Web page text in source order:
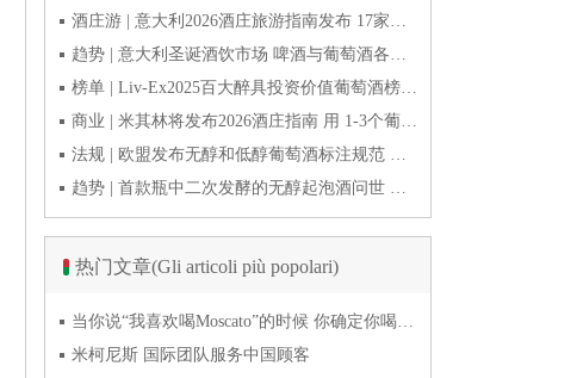
酒庄游 | 意大利2026酒庄旅游指南发布 17家葡萄酒博物馆别错过
趋势 | 意大利圣诞酒饮市场 啤酒与葡萄酒各自精彩
榜单 | Liv-Ex2025百大醉具投资价值葡萄酒榜单发布 20款意酒入选
商业 | 米其林将发布2026酒庄指南 用 1-3个葡萄串为部分酒庄评级
法规 | 欧盟发布无醇和低醇葡萄酒标注规范 无醇酒可以被种出来吗
趋势 | 首款瓶中二次发酵的无醇起泡酒问世 意大利酿酒师用特种酵母开创历史
热门文章(Gli articoli più popolari)
当你说“我喜欢喝Moscato”的时候 你确定你喝的到底是什么吗？
米柯尼斯 国际团队服务中国顾客